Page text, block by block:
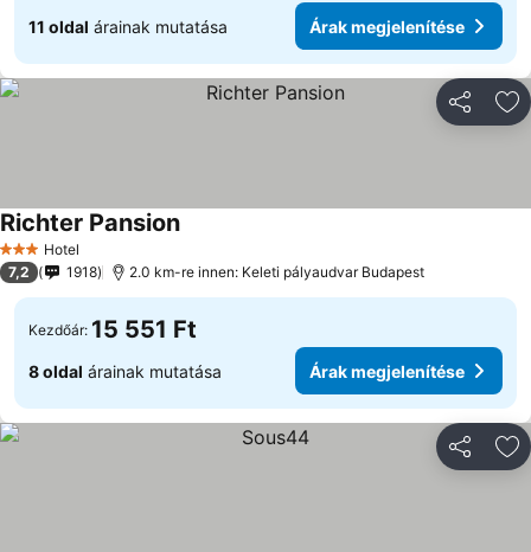
11 oldal árainak mutatása Árak megjelenítése
3 Kategória
Hotel
Richter PansionÁrak megjelenítése
7,2 1918 2.0 km-re innen: Keleti pályaudvar Budapest
Kezdőár: 15 551 Ft
8 oldal árainak mutatása Árak megjelenítése